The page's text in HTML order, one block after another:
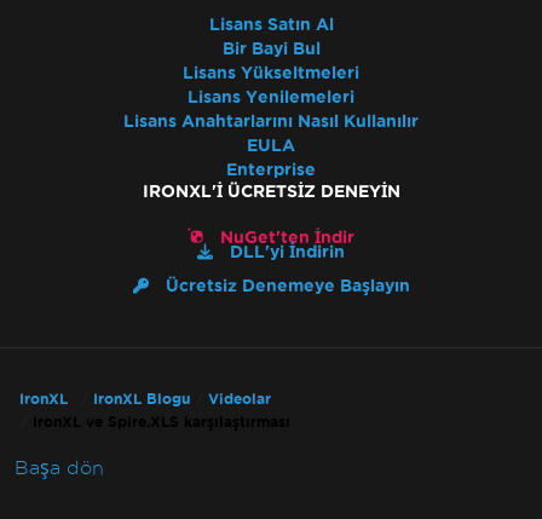
Lisans Satın Al
Bir Bayi Bul
Lisans Yükseltmeleri
Lisans Yenilemeleri
Lisans Anahtarlarını Nasıl Kullanılır
EULA
Enterprise
IRONXL'I ÜCRETSIZ DENEYIN
NuGet'ten İndir
DLL'yi İndirin
Ücretsiz Denemeye Başlayın
IronXL IronXL Blogu
Videolar
IronXL ve Spire.XLS karşılaştırması
Başa dön